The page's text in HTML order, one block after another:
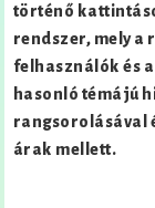
történő
rendszer, mely a
felhasználók és
hasonló témájú
rangsorolásával
árak mellett.